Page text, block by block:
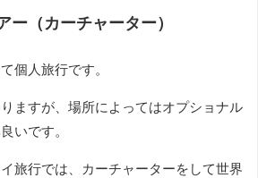
ー（カーチャーター）
個人旅行です。
ますが、場所によってはオプショナル
いです。
旅行では、カーチャーターをして世界